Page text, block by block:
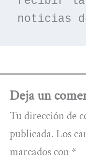
noticias
Deja un
Tu dirección de
publicada. Los
marcados con *